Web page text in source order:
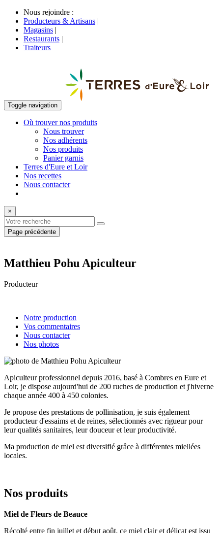
Nous rejoindre :
Producteurs & Artisans |
Magasins |
Restaurants |
Traiteurs
Toggle navigation
Où trouver nos produits
Nous trouver
Nos adhérents
Nos produits
Panier garnis
Terres d'Eure et Loir
Nos recettes
Nous contacter
×
Page précédente
Matthieu Pohu Apiculteur
Producteur
Notre production
Vos commentaires
Nous contacter
Nos photos
Apiculteur professionnel depuis 2016, basé à Combres en Eure et
Loir, je dispose aujourd'hui de 200 ruches de production et j'hiverne
chaque année 400 à 450 colonies.
Je propose des prestations de pollinisation, je suis également
producteur d'essaims et de reines, sélectionnés avec rigueur pour
leur qualités sanitaires, leur douceur et leur productivité.
Ma production de miel est diversifié grâce à différentes miellées
locales.
Nos produits
Miel de Fleurs de Beauce
Récolté entre fin juillet et début août, ce miel clair et délicat est issu